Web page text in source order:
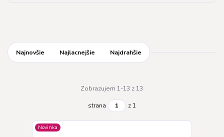
Najnovšie Najlacnejšie Najdrahšie
Zobrazujem 1-13 z 13
strana z 1
Novinka